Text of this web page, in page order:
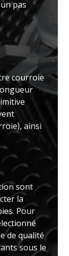
pas
courroie
ainsi
sont
la
Pour
de qualité
sous le